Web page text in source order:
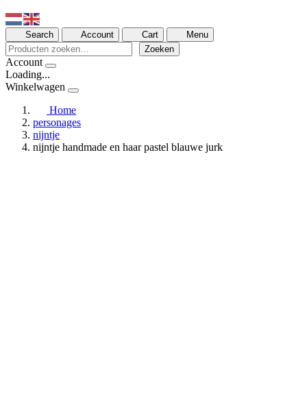
Search Account Cart Menu
Zoeken Zoeken
Account
Loading...
Winkelwagen
Home
personages
nijntje
nijntje handmade en haar pastel blauwe jurk